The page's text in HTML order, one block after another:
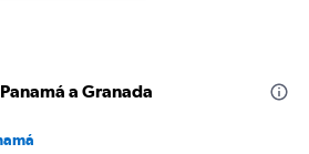
a Granada